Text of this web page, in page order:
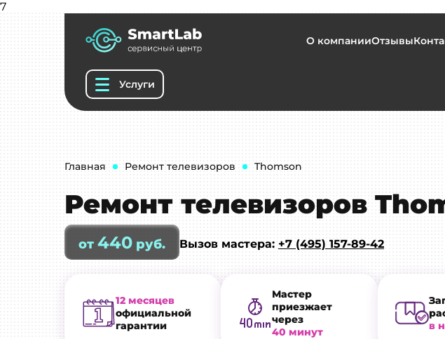
7
Услуги
О компанииОтзывы
Главная Ремонт телевизоров Thomson
Ремонт телевизоров
от 440 руб. Вызов мастера: +7 (495) 157-89-42
12 месяцев
официальной
гарантии
Мастер
приезжает
через
40 минут
в